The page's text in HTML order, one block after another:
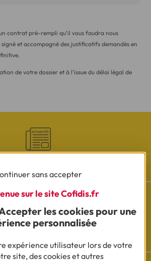
un contrat pré-rempli qu'il vous faudra nous
et accompagné des justificatifs demandés en
de votre dossier et à l’issue du délai légal de
Besoin d'aide ?
sans accepter
sur le site Cofidis.fr
les cookies pour une
personnalisée
expérience utilisateur lors de votre
site, des cookies et autres